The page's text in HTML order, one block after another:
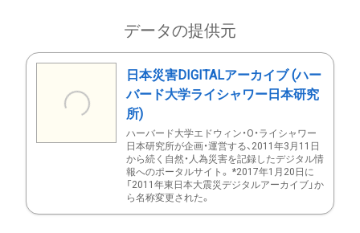
データの提供元
日本災害DIGITALアーカイブ (ハー
バード大学ライシャワー日本研究
所)
ハーバード大学エドウィン・O・ライシャワー
日本研究所が企画・運営する、2011年3月11日
から続く自然・人為災害を記録したデジタル情
報へのポータルサイト。 *2017年1月20日に
「2011年東日本大震災デジタルアーカイブ」か
ら名称変更された。